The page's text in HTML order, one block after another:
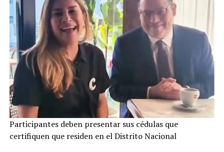
Participantes deben presentar sus cédulas que
certifiquen que residen en el Distrito Nacional